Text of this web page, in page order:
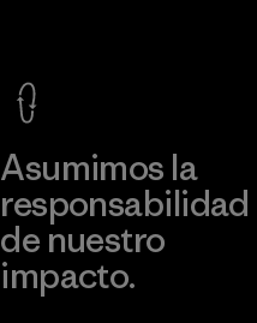
Más
Asumimos la
responsabilidad
de nuestro
impacto.